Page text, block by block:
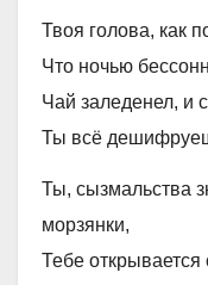
Твоя голова, как
Что ночью
Чай заледенел, и
Ты всё
Ты, сызмальства
морзянки,
Тебе